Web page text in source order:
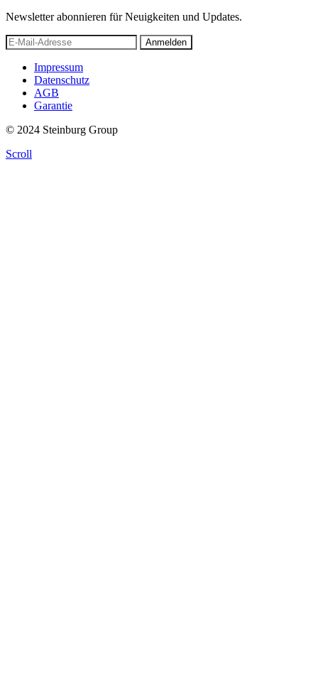
Newsletter abonnieren für Neuigkeiten und Updates.
Anmelden
Impressum
Datenschutz
AGB
Garantie
© 2024 Steinburg Group
Scroll